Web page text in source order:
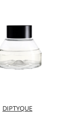
DIPTYQUE